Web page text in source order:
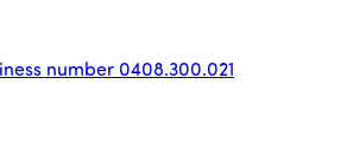
number 0408.300.021